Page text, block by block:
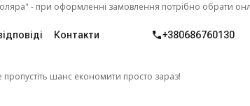
замовлення потрібно обрати онлайн оплату.
Контакти +380686760130
шанс економити просто зараз!